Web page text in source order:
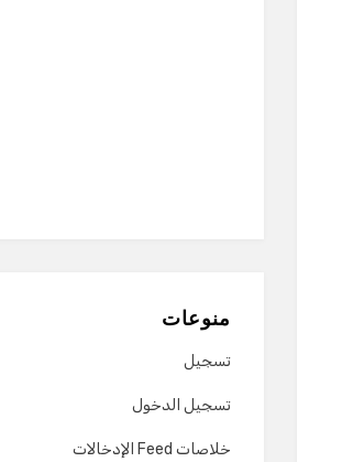
منوعات
تسجيل
تسجيل الدخول
خلاصات Feed الإدخالات